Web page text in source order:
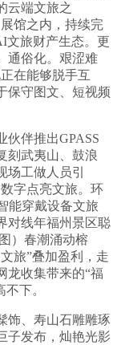
云端文旅之
馆之内，持续完
文旅财产生态。更
通俗化。艰涩难
在能够脱手互
保守图文、短视频
伴推出GPASS
刻武夷山、鼓浪
工做人员引
字点亮文旅。环
能穿戴设备文旅
对线年福州景区聪
）春潮涌动榕
旅”叠加盈利，走
龙收集带来的“福
下。
、寿山石雕雕琢
子发布，灿艳光影